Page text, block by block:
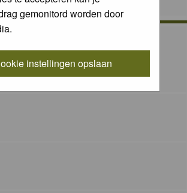
gemonitord worden door
instellingen opslaan
news forum